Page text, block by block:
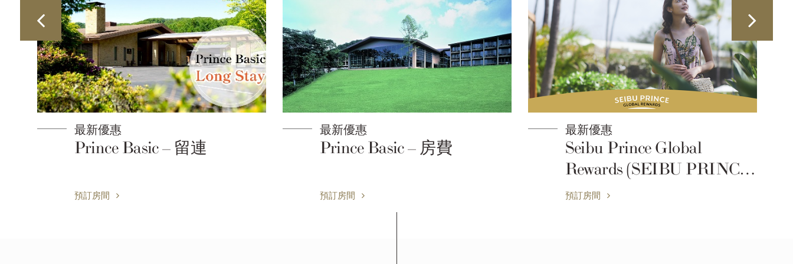
最新優惠
Prince Basic – 留連
預訂房間
最新優惠
Prince Basic – 房費
預訂房間
最新優惠
Seibu Prince Global
Rewards (SEIBU PRINCE
CLUB) 會員福利和推薦餐
預訂房間